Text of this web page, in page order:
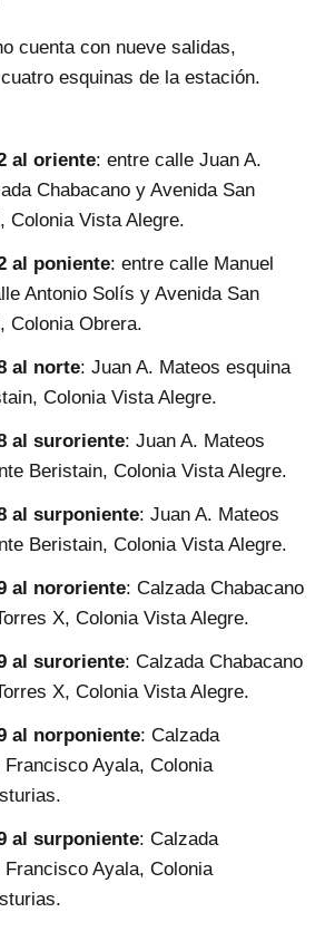
cuenta con nueve salidas,
esquinas de la estación.
al oriente: entre calle Juan A.
Chabacano y Avenida San
Colonia Vista Alegre.
al poniente: entre calle Manuel
Antonio Solís y Avenida San
Colonia Obrera.
al norte: Juan A. Mateos esquina
Colonia Vista Alegre.
al suroriente: Juan A. Mateos
Beristain, Colonia Vista Alegre.
al surponiente: Juan A. Mateos
Beristain, Colonia Vista Alegre.
al nororiente: Calzada Chabacano
X, Colonia Vista Alegre.
al suroriente: Calzada Chabacano
X, Colonia Vista Alegre.
al norponiente: Calzada
Francisco Ayala, Colonia
al surponiente: Calzada
Francisco Ayala, Colonia